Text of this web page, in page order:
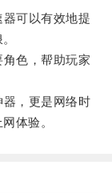
可以有效地提
色，帮助玩家
，更是网络时
体验。